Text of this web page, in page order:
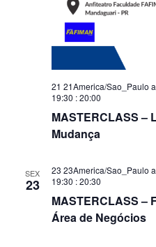
MASTERCLASS –
Mudança
21 21America/Sao_Paulo
19:30 :20:00
SEX
23
MASTERCLASS –
Área de Negócios
23 23America/Sao_Paulo
19:30 :20:30